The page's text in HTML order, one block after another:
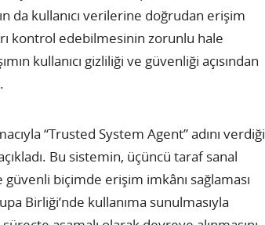
da kullanıcı verilerine doğrudan erişim
kontrol edebilmesinin zorunlu hale
kullanıcı gizliliği ve güvenliği açısından
“Trusted System Agent” adını verdiği
Bu sistemin, üçüncü taraf sanal
biçimde erişim imkânı sağlaması
Birliği’nde kullanıma sunulmasıyla